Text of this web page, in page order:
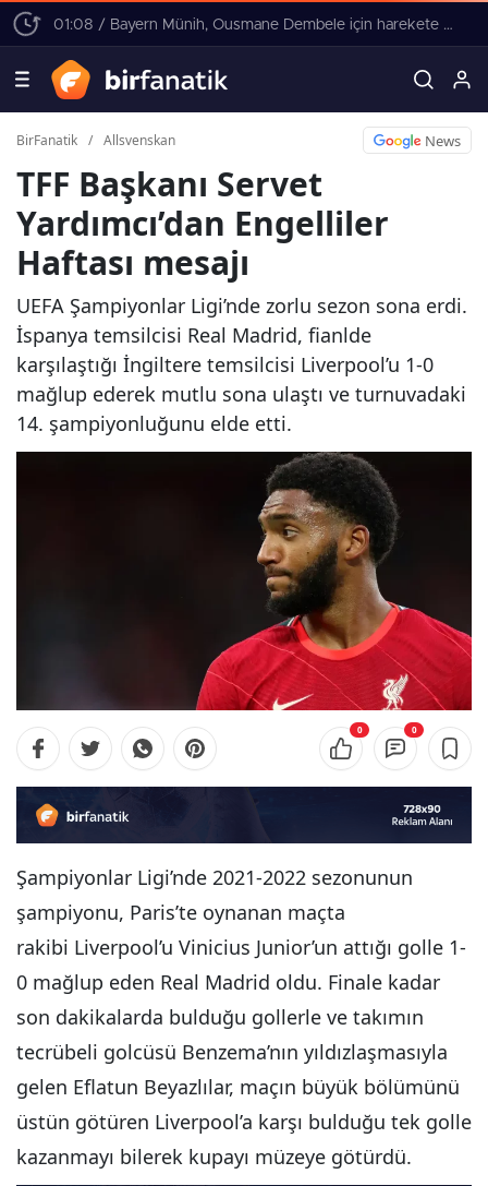
01:08 / Bayern Münih, Ousmane Dembele için harekete geçti! 4 yıllık sözleşme teklifi
BirFanatik / Allsvenskan News
TFF Başkanı Servet
Yardımcı’dan Engelliler
Haftası mesajı
UEFA Şampiyonlar Ligi’nde zorlu sezon sona erdi.
İspanya temsilcisi Real Madrid, fianlde
karşılaştığı İngiltere temsilcisi Liverpool’u 1-0
mağlup ederek mutlu sona ulaştı ve turnuvadaki
14. şampiyonluğunu elde etti.
0 0
Şampiyonlar Ligi’nde 2021-2022 sezonunun
şampiyonu, Paris’te oynanan maçta
rakibi Liverpool’u Vinicius Junior’un attığı golle 1-
0 mağlup eden Real Madrid oldu. Finale kadar
son dakikalarda bulduğu gollerle ve takımın
tecrübeli golcüsü Benzema’nın yıldızlaşmasıyla
gelen Eflatun Beyazlılar, maçın büyük bölümünü
üstün götüren Liverpool’a karşı bulduğu tek golle
kazanmayı bilerek kupayı müzeye götürdü.